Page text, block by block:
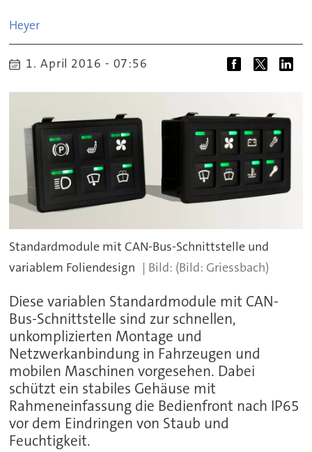
Heyer
1. April 2016 - 07:56
Standardmodule mit CAN-Bus-Schnittstelle und
variablem Foliendesign
(Bild: Griessbach)
Diese variablen Standardmodule mit CAN-
Bus-Schnittstelle sind zur schnellen,
unkomplizierten Montage und
Netzwerkanbindung in Fahrzeugen und
mobilen Maschinen vorgesehen. Dabei
schützt ein stabiles Gehäuse mit
Rahmeneinfassung die Bedienfront nach IP65
vor dem Eindringen von Staub und
Feuchtigkeit.